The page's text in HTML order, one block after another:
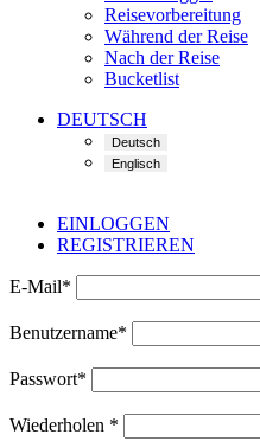
Reisevorbereitung
Während der Reise
Nach der Reise
Bucketlist
DEUTSCH
EINLOGGEN
REGISTRIEREN
E-Mail*
Benutzername*
Passwort*
Wiederholen *